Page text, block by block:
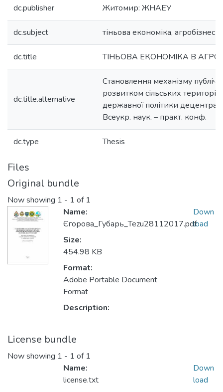
dc.publisher Житомир: ЖНАЕУ
dc.subject тіньова економіка, агробізнес
dc.title ТІНЬОВА ЕКОНОМІКА В
dc.title.alternative
Становлення механізму
розвитком сільських
державної політики
Всеукр. наук. – практ. конф.
dc.type Thesis
Files
Original bundle
Now showing 1 - 1 of 1
Name:
Єгорова_Губарь_Tezu28112017.pdf
Size:
454.98 KB
Format:
Adobe Portable Document
Format
Description:
Down
load
License bundle
Now showing 1 - 1 of 1
Name:
license.txt
Down
load